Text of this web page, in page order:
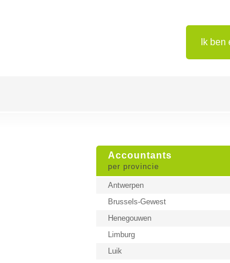
Ik ben
Accountants
per provincie
Antwerpen
Brussels-Gewest
Henegouwen
Limburg
Luik